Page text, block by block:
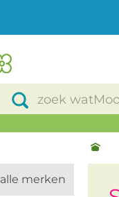
alle merken